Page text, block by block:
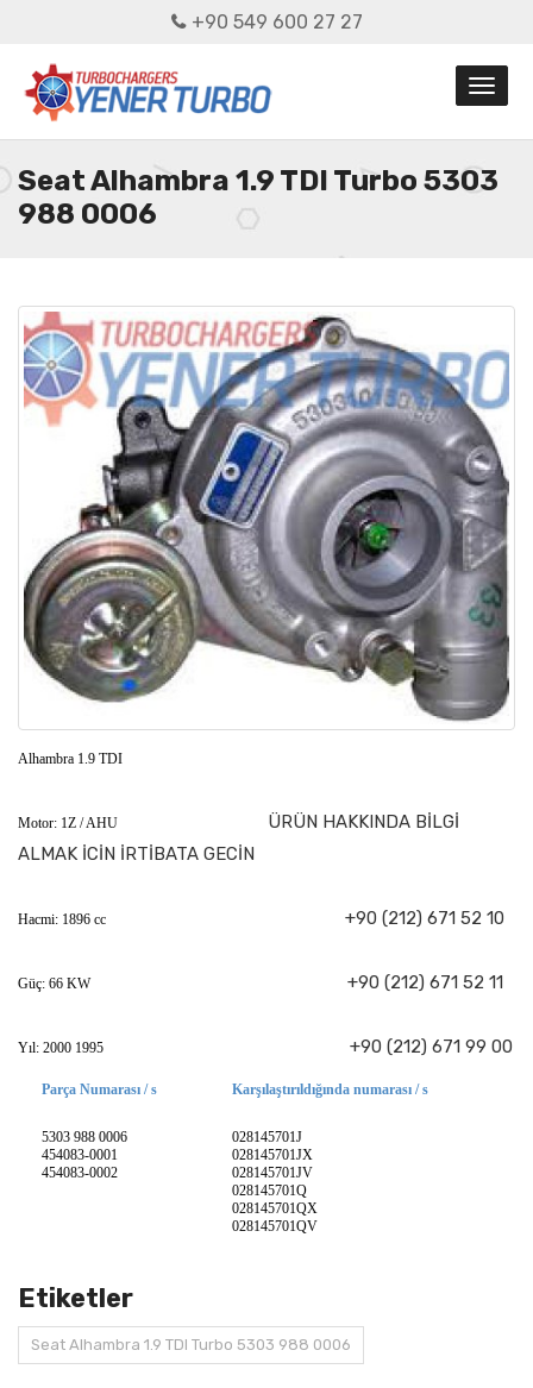
+90 549 600 27 27
Seat Alhambra 1.9 TDI Turbo 5303
988 0006
Alhambra 1.9 TDI
Motor: 1Z / AHU ÜRÜN HAKKINDA BİLGİ
ALMAK İCİN İRTİBATA GECİN
Hacmi: 1896 cc +90 (212) 671 52 10
Güç: 66 KW +90 (212) 671 52 11
Yıl: 2000 1995 +90 (212) 671 99 00
Parça Numarası / s
5303 988 0006
454083-0001
454083-0002
Karşılaştırıldığında numarası / s
028145701J
028145701JX
028145701JV
028145701Q
028145701QX
028145701QV
Etiketler
Seat Alhambra 1.9 TDI Turbo 5303 988 0006